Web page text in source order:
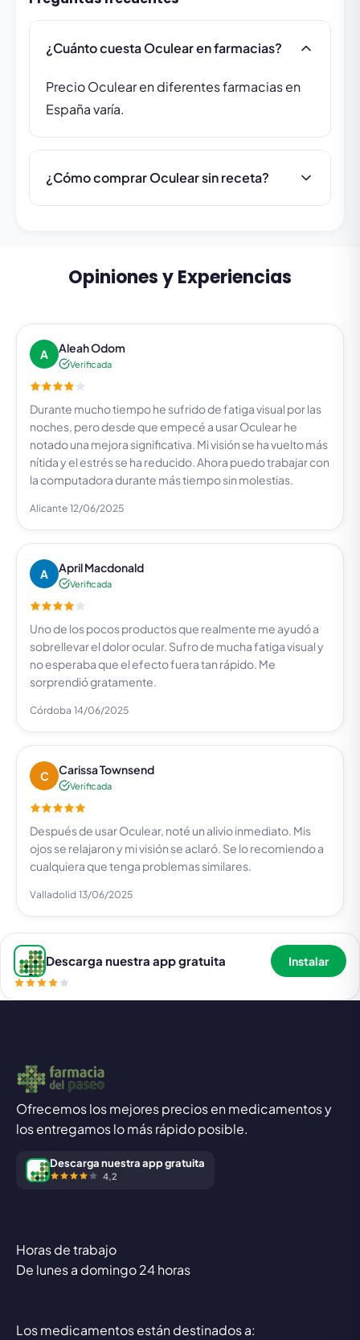
¿Cuánto cuesta Oculear en farmacias?
Precio Oculear en diferentes farmacias en
España varía.
¿Cómo comprar Oculear sin receta?
Opiniones y Experiencias
A Aleah Odom
Verificada
Durante mucho tiempo he sufrido de fatiga visual por las
noches, pero desde que empecé a usar Oculear he
notado una mejora significativa. Mi visión se ha vuelto más
nítida y el estrés se ha reducido. Ahora puedo trabajar con
la computadora durante más tiempo sin molestias.
Alicante 12/06/2025
A April Macdonald
Verificada
Uno de los pocos productos que realmente me ayudó a
sobrellevar el dolor ocular. Sufro de mucha fatiga visual y
no esperaba que el efecto fuera tan rápido. Me
sorprendió gratamente.
Córdoba 14/06/2025
C Carissa Townsend
Verificada
Después de usar Oculear, noté un alivio inmediato. Mis
ojos se relajaron y mi visión se aclaró. Se lo recomiendo a
cualquiera que tenga problemas similares.
Valladolid 13/06/2025
Descarga nuestra app gratuita Instalar
Ofrecemos los mejores precios en medicamentos y
los entregamos lo más rápido posible.
Descarga nuestra app gratuita
4,2
Horas de trabajo
De lunes a domingo 24 horas
Los medicamentos están destinados a: